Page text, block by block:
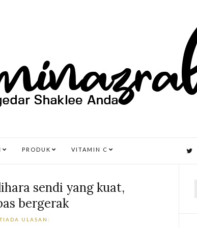
PRODUK VITAMIN C
sendi yang kuat,
bergerak
TIADA ULASAN: